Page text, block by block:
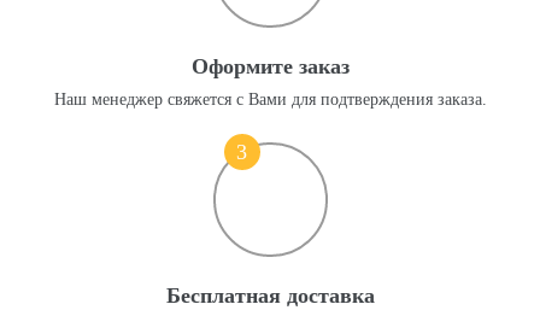
Оформите заказ
Наш менеджер свяжется с Вами для подтверждения заказа.
3
Бесплатная доставка